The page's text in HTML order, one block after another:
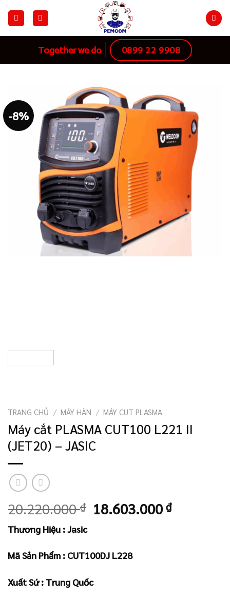
Together we do 0899 22 9908
-8%
TRANG CHỦ / MÁY HÀN / MÁY CUT PLASMA
Máy cắt PLASMA CUT100 L221 II
(JET20) – JASIC
20.220.000₫ Giá
20.220.000 ₫.
18.603.000₫Giá
Thương Hiệu : Jasic
Mã Sản Phẩm : CUT100DJ L228
Xuất Sứ : Trung Quốc